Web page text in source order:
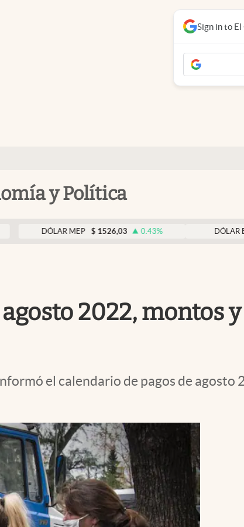
y Política
DÓLAR MEP $ 1526,03 0.43% DÓLAR BNA $
Sign in to
2022, montos
el calendario de pagos de agosto